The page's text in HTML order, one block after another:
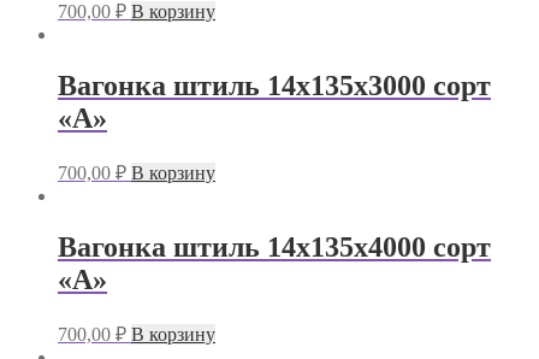
700,00 ₽ В корзину
Вагонка штиль 14х135х3000 сорт
«А»
700,00 ₽ В корзину
Вагонка штиль 14х135х4000 сорт
«А»
700,00 ₽ В корзину